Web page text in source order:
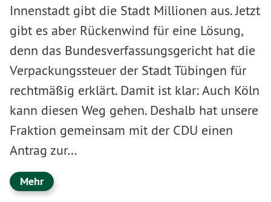
Innenstadt gibt die Stadt Millionen aus. Jetzt
gibt es aber Rückenwind für eine Lösung,
denn das Bundesverfassungsgericht hat die
Verpackungssteuer der Stadt Tübingen für
rechtmäßig erklärt. Damit ist klar: Auch Köln
kann diesen Weg gehen. Deshalb hat unsere
Fraktion gemeinsam mit der CDU einen
Antrag zur…
Mehr